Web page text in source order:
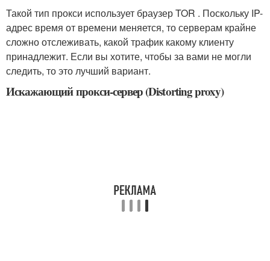
Такой тип прокси использует браузер TOR . Поскольку IP-
адрес время от времени меняется, то серверам крайне
сложно отслеживать, какой трафик какому клиенту
принадлежит. Если вы хотите, чтобы за вами не могли
следить, то это лучший вариант.
Искажающий прокси-сервер (Distorting proxy)